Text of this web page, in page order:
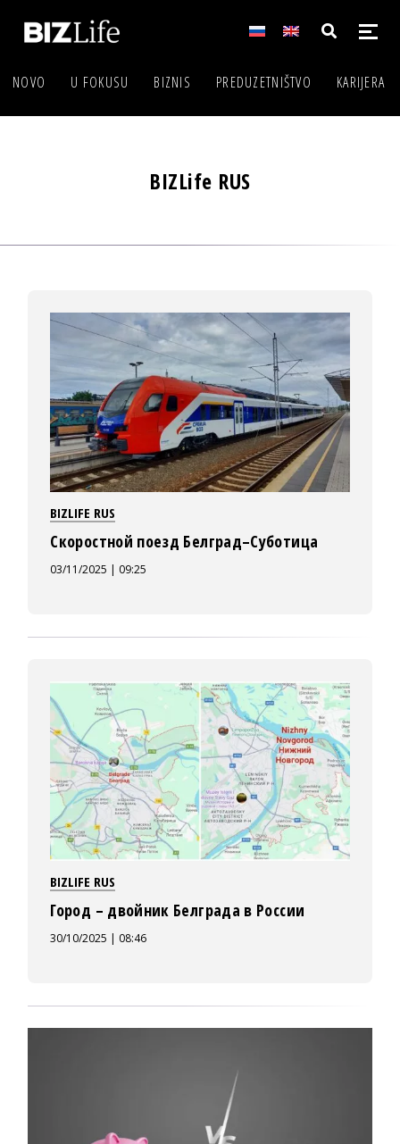
NOVO U FOKUSU BIZNIS PREDUZETNIŠTVO KARIJERA
BIZLife RUS
BIZLIFE RUS
Скоростной поезд Белград–Суботица
03/11/2025 | 09:25
BIZLIFE RUS
Город – двойник Белграда в России
30/10/2025 | 08:46